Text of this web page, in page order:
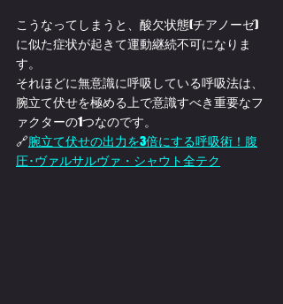
こうなってしまうと、酸欠状態(チアノーゼ)
に似た症状が起きて運動継続不可になりま
す。
それほどに無意識に呼吸している呼吸法は、
腕立て伏せを極める上で意識すべき重要なフ
ァクターの1つなのです。
🔗腕立て伏せの出力を3倍にする呼吸術！腹
圧･ヴァルサルヴァ・シャウト全テク